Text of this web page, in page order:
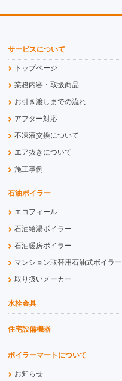
サービスについて
トップページ
業務内容・取扱商品
お引き渡しまでの流れ
アフター対応
不凍液交換について
エア抜きについて
施工事例
石油ボイラー
エコフィール
石油給湯ボイラー
石油暖房ボイラー
マンション取替用石油式ボイラー
取り扱いメーカー
水栓金具
住宅設備機器
ボイラーマートについて
お知らせ